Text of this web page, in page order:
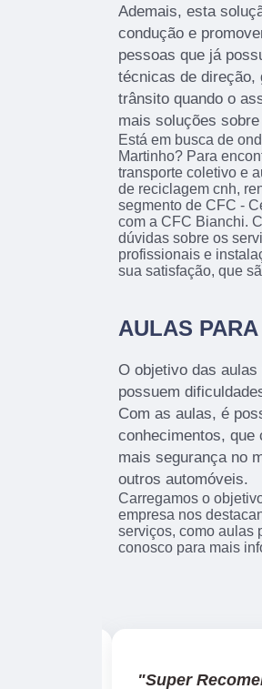
Ademais, esta
condução e
pessoas que já
técnicas de direção,
trânsito quando o
mais soluções
Está em busca de
Martinho? Para
transporte coletivo e
de reciclagem cnh,
segmento de CFC -
com a CFC Bianchi.
dúvidas sobre os
profissionais e
sua satisfação, que
AULAS
O objetivo das
possuem
Com as aulas, é
conhecimentos, que
mais segurança no
outros automóveis.
Carregamos o
empresa nos
serviços, como aulas
conosco para mais
"Recomendo!!"